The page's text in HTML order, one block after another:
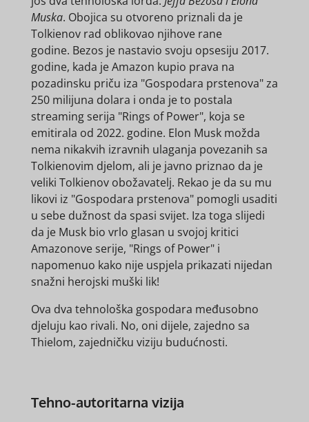
Muska. Obojica su otvoreno priznali da je
Tolkienov rad oblikovao njihove rane
godine. Bezos je nastavio svoju opsesiju 2017.
godine, kada je Amazon kupio prava na
pozadinsku priču iza "Gospodara prstenova" za
250 milijuna dolara i onda je to postala
streaming serija "Rings of Power", koja se
emitirala od 2022. godine. Elon Musk možda
nema nikakvih izravnih ulaganja povezanih sa
Tolkienovim djelom, ali je javno priznao da je
veliki Tolkienov obožavatelj. Rekao je da su mu
likovi iz "Gospodara prstenova" pomogli usaditi
u sebe dužnost da spasi svijet. Iza toga slijedi
da je Musk bio vrlo glasan u svojoj kritici
Amazonove serije, "Rings of Power" i
napomenuo kako nije uspjela prikazati nijedan
snažni herojski muški lik!
Ova dva tehnološka gospodara međusobno
djeluju kao rivali. No, oni dijele, zajedno sa
Thielom, zajedničku viziju budućnosti.
Tehno-autoritarna vizija